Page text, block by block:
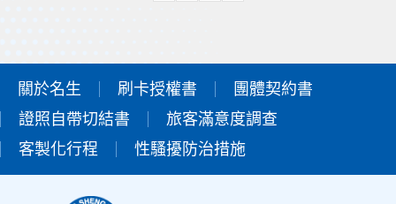
關於名生 刷卡授權書
團體契約書
證照自帶切結書
旅客滿意度調查
客製化行程
性騷擾防治措施